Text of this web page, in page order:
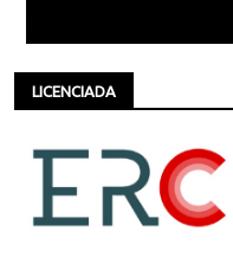
LICENCIADA